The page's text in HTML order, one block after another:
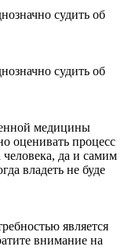
судить об
судить об
медицины
оценивать процесс
да и самим
владеть не буде
является
внимание на